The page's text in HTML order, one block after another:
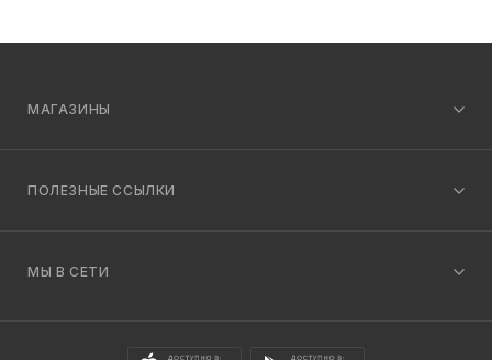
МАГАЗИНЫ
ПОЛЕЗНЫЕ ССЫЛКИ
МЫ В СЕТИ